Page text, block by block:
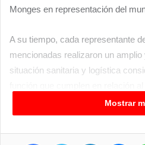
Monges en representación del
A su tiempo, cada representante
mencionadas realizaron un
situación sanitaria y logística
amplio sector agrícola/ganadero a
programas ejecutados desde sus
extensión rural.
Mostrar